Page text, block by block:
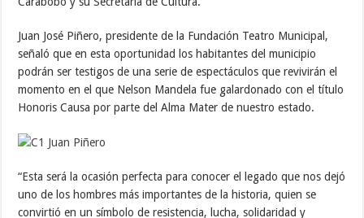
Juan José Piñero, presidente de la Fundación Teatro Municipal,
señaló que en esta oportunidad los habitantes del municipio
podrán ser testigos de una serie de espectáculos que revivirán el
momento en el que Nelson Mandela fue galardonado con el título
Honoris Causa por parte del Alma Mater de nuestro estado.
“Esta será la ocasión perfecta para conocer el legado que nos dejó
uno de los hombres más importantes de la historia, quien se
convirtió en un símbolo de resistencia, lucha, solidaridad y